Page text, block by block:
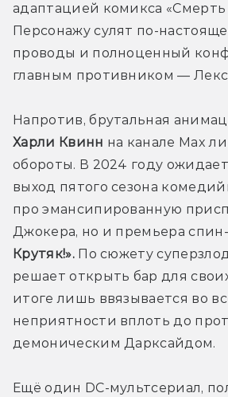
адаптацией комикса «Смерть
Персонажу сулят по-
проводы и полноценный
главным противником —
Харли Квинн на канале Max
обороты. В 2024 году
выход пятого сезона
про эмансипированную
Джокера, но и премьера
Крутяк!». По сюжету
решает открыть бар для
итоге лишь ввязывается во
неприятности вплоть до
демоническим Дарксайдом.
Ещё один DC-мультсериал,